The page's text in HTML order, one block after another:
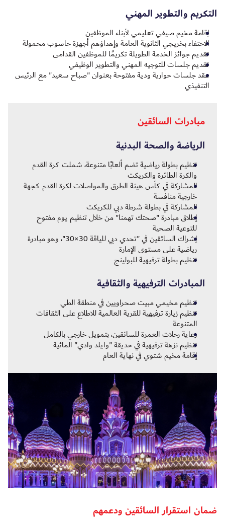
التكريم والتطوير المهني
إقامة مخيم صيفي تعليمي لأبناء الموظفين
الاحتفاء بخريجي الثانوية العامة وإهداؤهم أجهزة حاسوب محمولة
تقديم جوائز الخدمة الطويلة تكريمًا للموظفين القدامى
تقديم جلسات للتوجيه المهني والتطوير الوظيفي
عقد جلسات حوارية ودية مفتوحة بعنوان "صباح سعيد" مع الرئيس
التنفيذي
مبادرات السائقين
الرياضة والصحة البدنية
تنظيم بطولة رياضية تضم ألعابًا متنوعة، شملت كرة القدم
والكرة الطائرة والكريكت
المشاركة في كأس هيئة الطرق والمواصلات لكرة القدم كجهة
خارجية منافسة
المشاركة في بطولة شرطة دبي للكريكت
إطلاق مبادرة "صحتك تهمنا" من خلال تنظيم يوم مفتوح
للتوعية الصحية
إشراك السائقين في "تحدي دبي للياقة 30×30"، وهو مبادرة
رياضية على مستوى الإمارة
تنظيم بطولة ترفيهية للبولينج
المبادرات الترفيهية والثقافية
تنظيم مخيمي مبيت صحراويين في منطقة الطي
تنظيم زيارة ترفيهية للقرية العالمية للاطلاع على الثقافات
المتنوعة
رعاية رحلات العمرة للسائقين، بتمويل خارجي بالكامل
تنظيم نزهة ترفيهية في حديقة "وايلد وادي" المائية
إقامة مخيم شتوي في نهاية العام
ضمان استقرار السائقين ودعمهم